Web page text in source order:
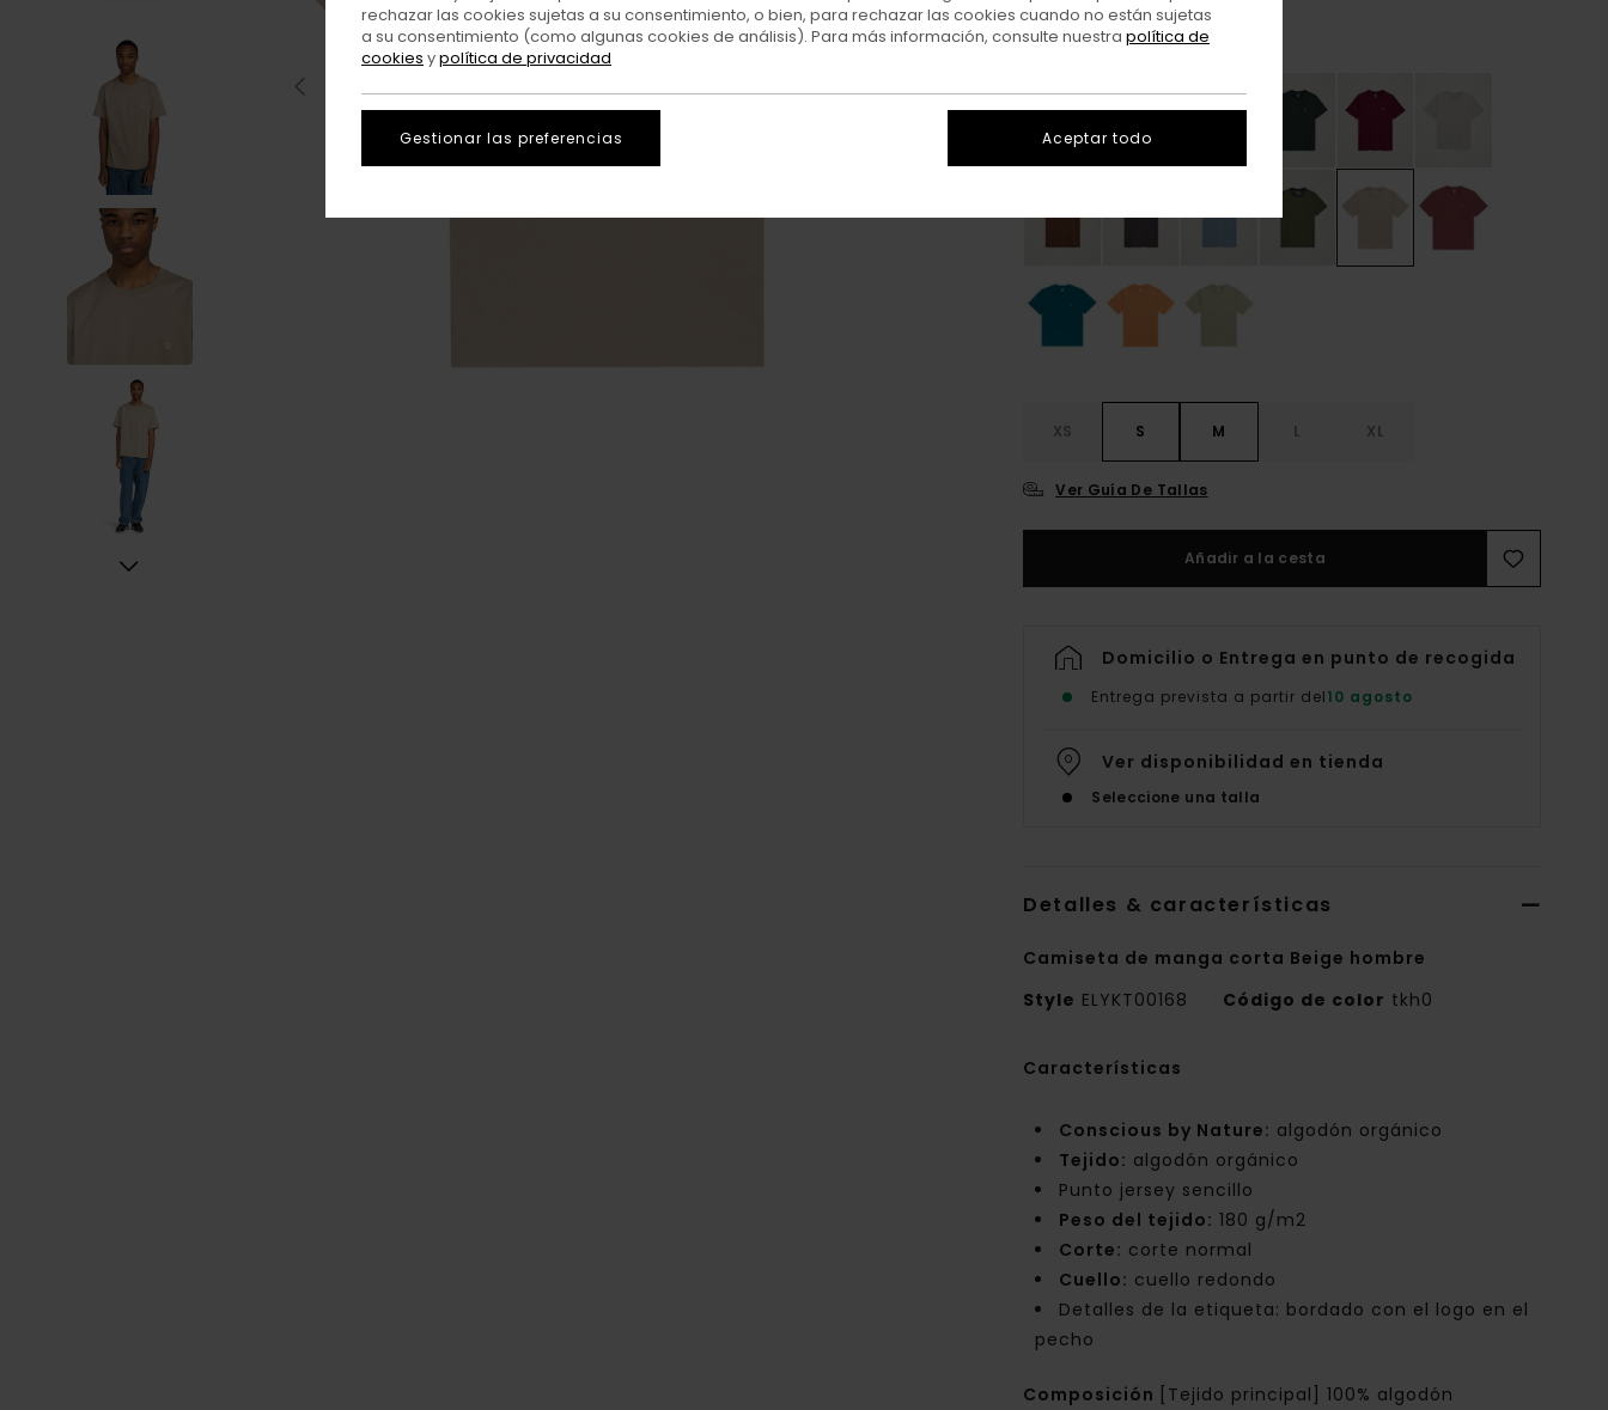
ColorAluminum
XS S M L XL
Ver Guía De Tallas
Añadir a la cesta
Domicilio o Entrega en punto de recogida
Entrega prevista a partir del10 agosto
Ver disponibilidad en tienda
Seleccione una talla
Detalles & características
Camiseta de manga corta Beige hombre
Style ELYKT00168 Código de color tkh0
Características
Conscious by Nature: algodón orgánico
Tejido: algodón orgánico
Punto jersey sencillo
Peso del tejido: 180 g/m2
Corte: corte normal
Cuello: cuello redondo
Detalles de la etiqueta: bordado con el logo en el
pecho
Composición [Tejido principal] 100% algodón
rechazar las cookies sujetas a su consentimiento, o bien, para rechazar las cookies cuando no están sujetas
a su consentimiento (como algunas cookies de análisis). Para más información, consulte nuestra política de
cookies ypolítica de privacidad
Gestionar las preferencias Aceptar todo